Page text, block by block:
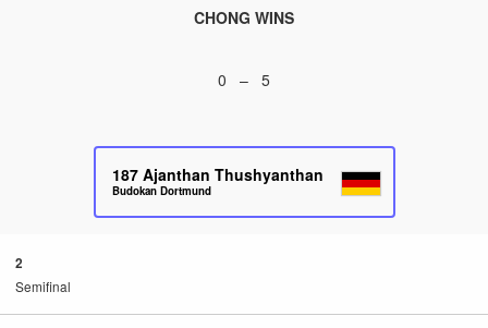
CHONG WINS
0 – 5
187 Ajanthan Thushyanthan
Budokan Dortmund
2
Semifinal